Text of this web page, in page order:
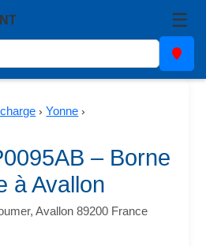
☰
›Yonne ›
– Borne
à Avallon
Avallon 89200 France